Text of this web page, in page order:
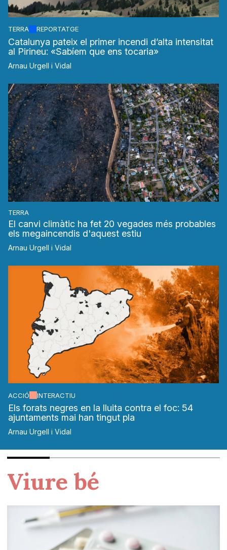
TERRA REPORTATGE
Catalunya pateix el primer incendi d’alta intensitat
al Pirineu: «Sabíem que ens tocaria»
Arnau Urgell i Vidal
TERRA
El canvi climàtic ha fet 20 vegades més probables
els megaincendis d'aquest estiu
Arnau Urgell i Vidal
ACCIÓ INTERACTIU
Els forats negres en la lluita contra el foc: 54
ajuntaments mai han tingut pla
Arnau Urgell i Vidal
Viure bé